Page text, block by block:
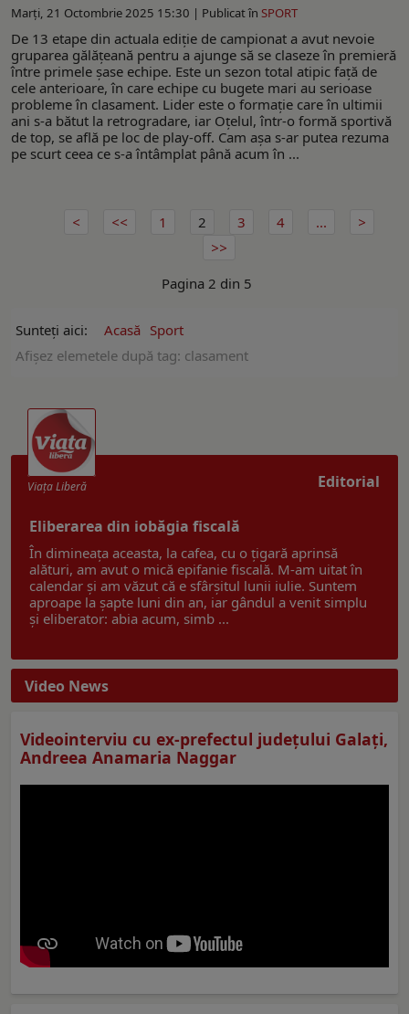
Marți, 21 Octombrie 2025 15:30 | Publicat în SPORT
De 13 etape din actuala ediție de campionat a avut nevoie
gruparea gălățeană pentru a ajunge să se claseze în premieră
între primele șase echipe. Este un sezon total atipic față de
cele anterioare, în care echipe cu bugete mari au serioase
probleme în clasament. Lider este o formaţie care în ultimii
ani s-a bătut la retrogradare, iar Oțelul, într-o formă sportivă
de top, se află pe loc de play-off. Cam așa s-ar putea rezuma
pe scurt ceea ce s-a întâmplat până acum în ...
1 2 3 4 ...
Pagina 2 din 5
Sunteți aici: Acasă Sport
Afişez elemetele după tag: clasament
Editorial
Viaţa Liberă
Eliberarea din iobăgia fiscală
În dimineața aceasta, la cafea, cu o țigară aprinsă
alături, am avut o mică epifanie fiscală. M-am uitat în
calendar și am văzut că e sfârșitul lunii iulie. Suntem
aproape la șapte luni din an, iar gândul a venit simplu
și eliberator: abia acum, simb ...
Video News
Videointerviu cu ex-prefectul judeţului Galaţi,
Andreea Anamaria Naggar